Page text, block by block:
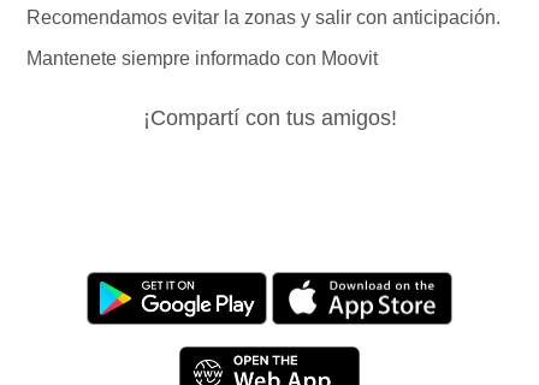
Recomendamos evitar la zonas y salir con anticipación.
Mantenete siempre informado con Moovit
¡Compartí con tus amigos!